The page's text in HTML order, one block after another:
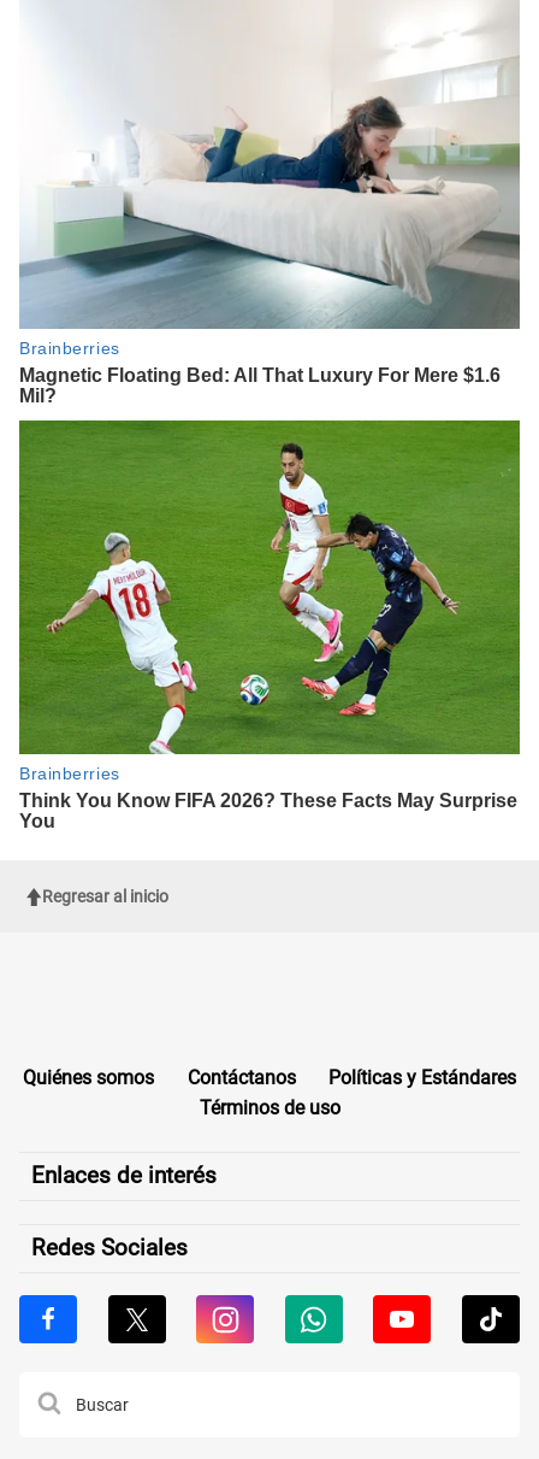
Regresar al inicio
Quiénes somos Contáctanos
Políticas y Estándares
Términos de uso
Enlaces de interés
Redes Sociales